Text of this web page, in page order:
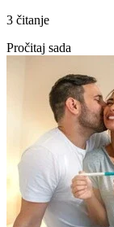
3 čitanje
Pročitaj sada